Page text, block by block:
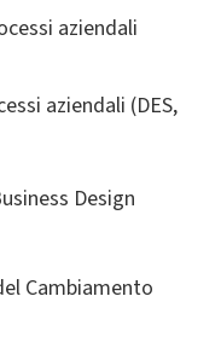
aziendali
aziendali (DES,
Design
Cambiamento